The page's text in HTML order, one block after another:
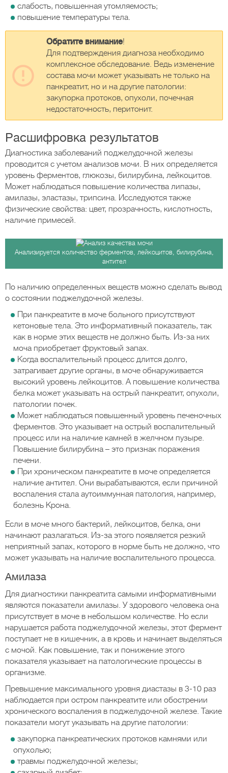
слабость, повышенная утомляемость;
повышение температуры тела.
Обратите внимание!
Для подтверждения диагноза необходимо
комплексное обследование. Ведь изменение
состава мочи может указывать не только на
панкреатит, но и на другие патологии:
закупорка протоков, опухоли, почечная
недостаточность, перитонит.
Расшифровка результатов
Диагностика заболеваний поджелудочной железы
проводится с учетом анализов мочи. В них определяется
уровень ферментов, глюкозы, билирубина, лейкоцитов.
Может наблюдаться повышение количества липазы,
амилазы, эластазы, трипсина. Исследуются также
физические свойства: цвет, прозрачность, кислотность,
наличие примесей.
Анализируется количество ферментов, лейкоцитов, билирубина,
антител
По наличию определенных веществ можно сделать вывод
о состоянии поджелудочной железы.
При панкреатите в моче больного присутствуют
кетоновые тела. Это информативный показатель, так
как в норме этих веществ не должно быть. Из-за них
моча приобретает фруктовый запах.
Когда воспалительный процесс длится долго,
затрагивает другие органы, в моче обнаруживается
высокий уровень лейкоцитов. А повышение количества
белка может указывать на острый панкреатит, опухоли,
патологии почек.
Может наблюдаться повышенный уровень печеночных
ферментов. Это указывает на острый воспалительный
процесс или на наличие камней в желчном пузыре.
Повышение билирубина – это признак поражения
печени.
При хроническом панкреатите в моче определяется
наличие антител. Они вырабатываются, если причиной
воспаления стала аутоиммунная патология, например,
болезнь Крона.
Если в моче много бактерий, лейкоцитов, белка, они
начинают разлагаться. Из-за этого появляется резкий
неприятный запах, которого в норме быть не должно, что
может указывать на наличие воспалительного процесса.
Амилаза
Для диагностики панкреатита самыми информативными
являются показатели амилазы. У здорового человека она
присутствует в моче в небольшом количестве. Но если
нарушается работа поджелудочной железы, этот фермент
поступает не в кишечник, а в кровь и начинает выделяться
с мочой. Как повышение, так и понижение этого
показателя указывает на патологические процессы в
организме.
Превышение максимального уровня диастазы в 3-10 раз
наблюдается при остром панкреатите или обострении
хронического воспаления в поджелудочной железе. Такие
показатели могут указывать на другие патологии:
закупорка панкреатических протоков камнями или
опухолью;
травмы поджелудочной железы;